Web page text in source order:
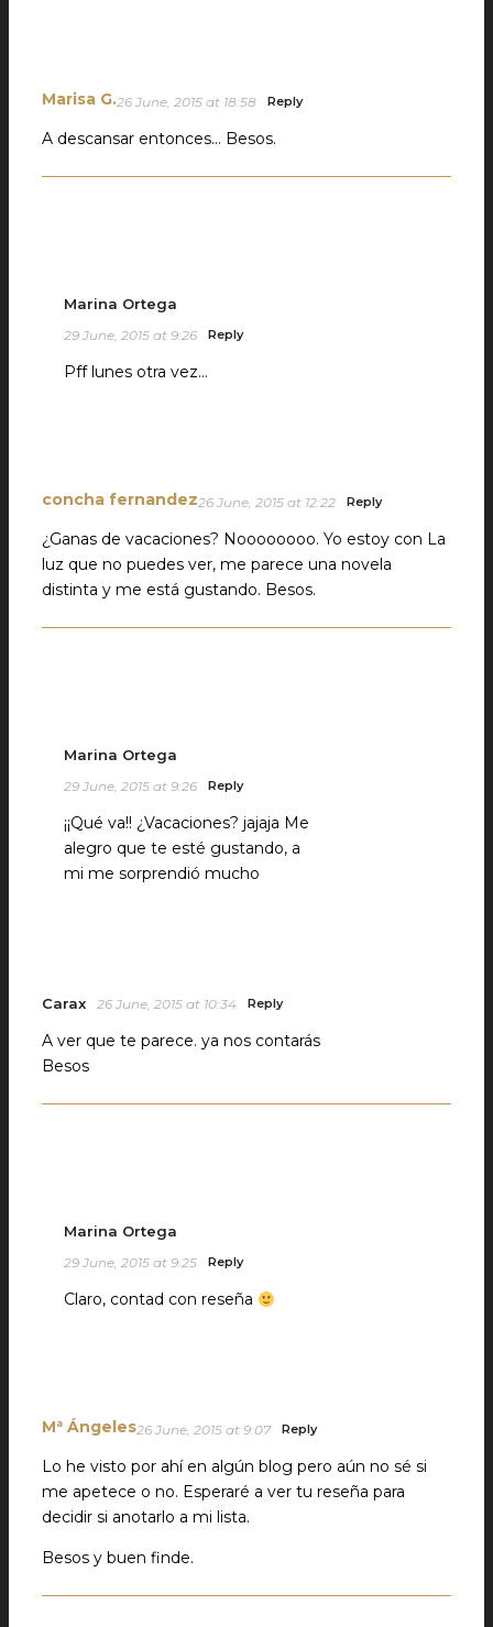
Marisa G.26 June, 2015 at 18:58 Reply
A descansar entonces… Besos.
Marina Ortega
29 June, 2015 at 9:26 Reply
Pff lunes otra vez…
concha fernandez26 June, 2015 at 12:22 Reply
¿Ganas de vacaciones? Noooooooo. Yo estoy con La
luz que no puedes ver, me parece una novela
distinta y me está gustando. Besos.
Marina Ortega
29 June, 2015 at 9:26 Reply
¡¡Qué va!! ¿Vacaciones? jajaja Me
alegro que te esté gustando, a
mi me sorprendió mucho
Carax 26 June, 2015 at 10:34 Reply
A ver que te parece. ya nos contarás
Besos
Marina Ortega
29 June, 2015 at 9:25 Reply
Claro, contad con reseña
Mª Ángeles26 June, 2015 at 9:07 Reply
Lo he visto por ahí en algún blog pero aún no sé si
me apetece o no. Esperaré a ver tu reseña para
decidir si anotarlo a mi lista.
Besos y buen finde.